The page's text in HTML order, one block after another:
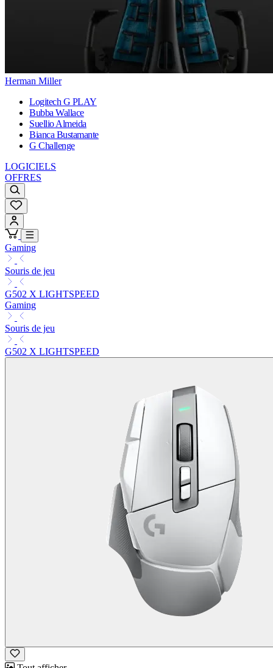
Herman Miller
Logitech G PLAY
Bubba Wallace
Suellio Almeida
Bianca Bustamante
G Challenge
LOGICIELS
OFFRES
Gaming
Souris de jeu
G502 X LIGHTSPEED
Gaming
Souris de jeu
G502 X LIGHTSPEED